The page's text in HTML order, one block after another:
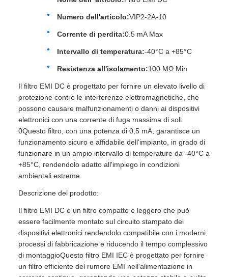
Numero dell'articolo:VIP2-2A-10
Corrente di perdita:0.5 mA Max
Intervallo di temperatura:-40°C a +85°C
Resistenza all'isolamento:100 MΩ Min
Il filtro EMI DC è progettato per fornire un elevato livello di
protezione contro le interferenze elettromagnetiche, che
possono causare malfunzionamenti o danni ai dispositivi
elettronici.con una corrente di fuga massima di soli
0Questo filtro, con una potenza di 0,5 mA, garantisce un
funzionamento sicuro e affidabile dell'impianto, in grado di
funzionare in un ampio intervallo di temperature da -40°C a
+85°C, rendendolo adatto all'impiego in condizioni
ambientali estreme.
Descrizione del prodotto:
Il filtro EMI DC è un filtro compatto e leggero che può
essere facilmente montato sul circuito stampato dei
dispositivi elettronici.rendendolo compatibile con i moderni
processi di fabbricazione e riducendo il tempo complessivo
di montaggioQuesto filtro EMI IEC è progettato per fornire
un filtro efficiente del rumore EMI nell'alimentazione in